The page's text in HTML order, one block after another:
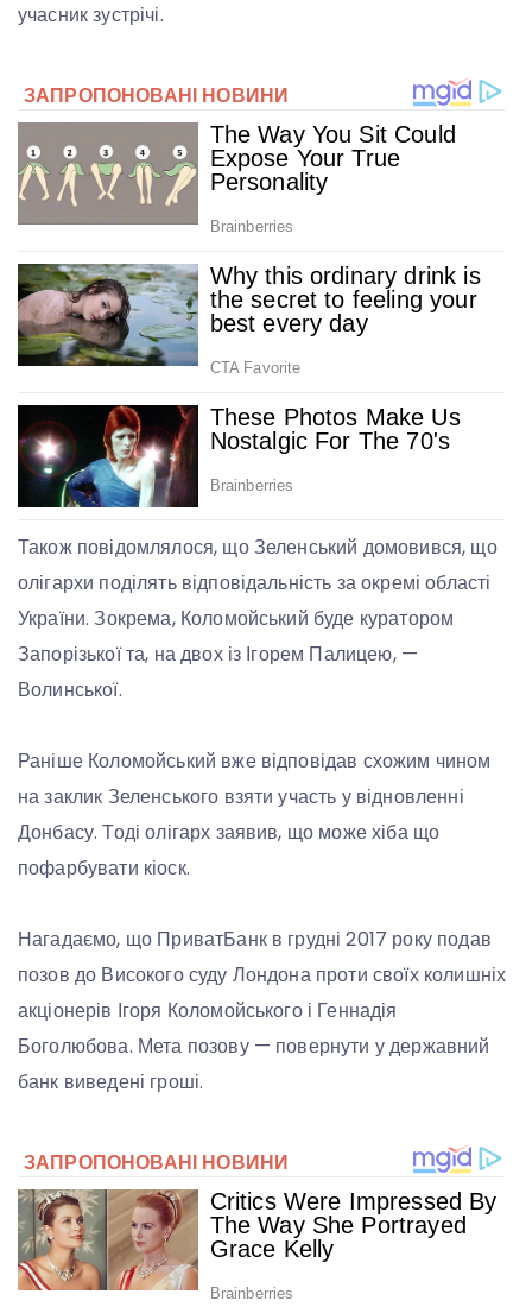
учасник зустрічі.
Також повідомлялося, що Зеленський домовився, що
олігархи поділять відповідальність за окремі області
України. Зокрема, Коломойський буде куратором
Запорізької та, на двох із Ігорем Палицею, —
Волинської.
Раніше Коломойський вже відповідав схожим чином
на заклик Зеленського взяти участь у відновленні
Донбасу. Тоді олігарх заявив, що може хіба що
пофарбувати кіоск.
Нагадаємо, що ПриватБанк в грудні 2017 року подав
позов до Високого суду Лондона проти своїх колишніх
акціонерів Ігоря Коломойського і Геннадія
Боголюбова. Мета позову — повернути у державний
банк виведені гроші.